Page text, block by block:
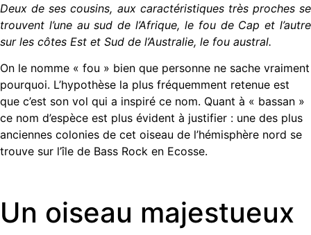
Deux de ses cousins, aux caractéristiques très proches se
trouvent l’une au sud de l’Afrique, le fou de Cap et l’autre
sur les côtes Est et Sud de l’Australie, le fou austral.
On le nomme « fou » bien que personne ne sache vraiment
pourquoi. L’hypothèse la plus fréquemment retenue est
que c’est son vol qui a inspiré ce nom. Quant à « bassan »
ce nom d’espèce est plus évident à justifier : une des plus
anciennes colonies de cet oiseau de l’hémisphère nord se
trouve sur l’île de Bass Rock en Ecosse.
Un oiseau majestueux